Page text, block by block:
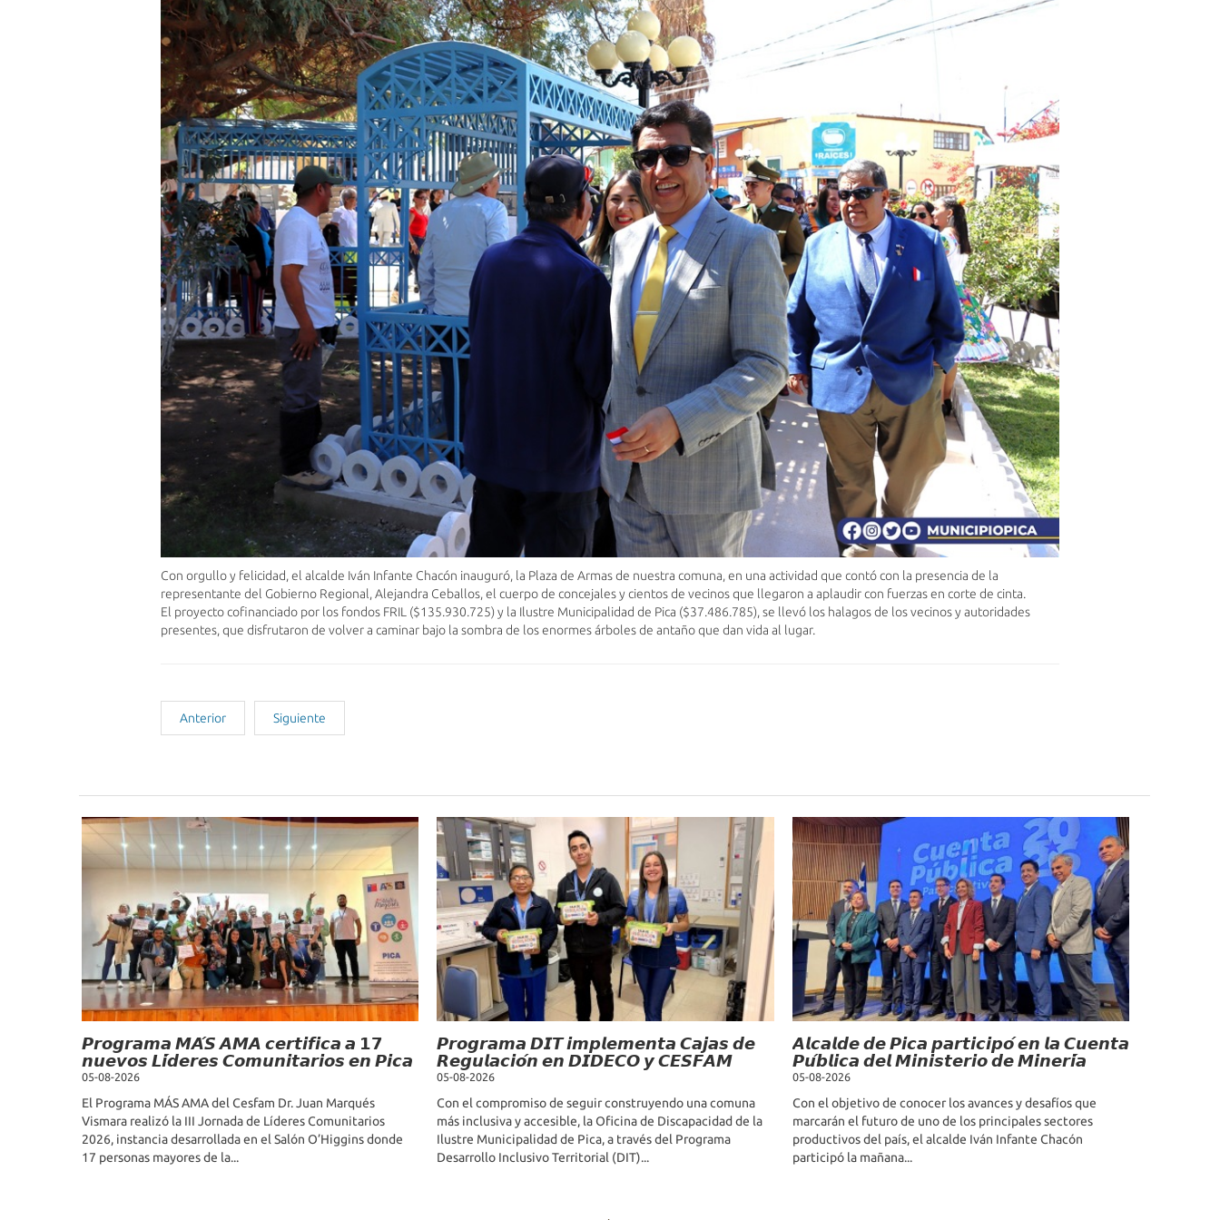
Con orgullo y felicidad, el alcalde Iván Infante Chacón inauguró, la Plaza de Armas de nuestra comuna, en una actividad que contó con la presencia de la
representante del Gobierno Regional, Alejandra Ceballos, el cuerpo de concejales y cientos de vecinos que llegaron a aplaudir con fuerzas en corte de cinta.
El proyecto cofinanciado por los fondos FRIL ($135.930.725) y la Ilustre Municipalidad de Pica ($37.486.785), se llevó los halagos de los vecinos y autoridades
presentes, que disfrutaron de volver a caminar bajo la sombra de los enormes árboles de antaño que dan vida al lugar.
Anterior Siguiente
𝙋𝙧𝙤𝙜𝙧𝙖𝙢𝙖 𝙈𝘼́𝙎 𝘼𝙈𝘼 𝙘𝙚𝙧𝙩𝙞𝙛𝙞𝙘𝙖 𝙖 𝟭𝟳
𝙣𝙪𝙚𝙫𝙤𝙨 𝙇𝙞́𝙙𝙚𝙧𝙚𝙨 𝘾𝙤𝙢𝙪𝙣𝙞𝙩𝙖𝙧𝙞𝙤𝙨 𝙚𝙣 𝙋𝙞𝙘𝙖
05-08-2026
El Programa MÁS AMA del Cesfam Dr. Juan Marqués
Vismara realizó la III Jornada de Líderes Comunitarios
2026, instancia desarrollada en el Salón O’Higgins donde
17 personas mayores de la...
𝙋𝙧𝙤𝙜𝙧𝙖𝙢𝙖 𝘿𝙄𝙏 𝙞𝙢𝙥𝙡𝙚𝙢𝙚𝙣𝙩𝙖 𝘾𝙖𝙟𝙖𝙨 𝙙𝙚
𝙍𝙚𝙜𝙪𝙡𝙖𝙘𝙞𝙤́𝙣 𝙚𝙣 𝘿𝙄𝘿𝙀𝘾𝙊 𝙮 𝘾𝙀𝙎𝙁𝘼𝙈
05-08-2026
Con el compromiso de seguir construyendo una comuna
más inclusiva y accesible, la Oficina de Discapacidad de la
Ilustre Municipalidad de Pica, a través del Programa
Desarrollo Inclusivo Territorial (DIT)...
𝘼𝙡𝙘𝙖𝙡𝙙𝙚 𝙙𝙚 𝙋𝙞𝙘𝙖 𝙥𝙖𝙧𝙩𝙞𝙘𝙞𝙥𝙤́ 𝙚𝙣 𝙡𝙖 𝘾𝙪𝙚𝙣𝙩𝙖
𝙋𝙪́𝙗𝙡𝙞𝙘𝙖 𝙙𝙚𝙡 𝙈𝙞𝙣𝙞𝙨𝙩𝙚𝙧𝙞𝙤 𝙙𝙚 𝙈𝙞𝙣𝙚𝙧𝙞́𝙖
05-08-2026
Con el objetivo de conocer los avances y desafíos que
marcarán el futuro de uno de los principales sectores
productivos del país, el alcalde Iván Infante Chacón
participó la mañana...